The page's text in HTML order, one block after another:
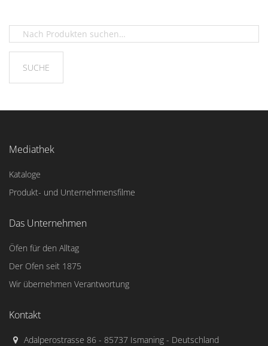
Mediathek
Kataloge
Produkt- und Unternehmensfilme
Das Unternehmen
Öfen für den Alltag
Der Ofen seit 1875
Wir übernehmen Verantwortung
Kontakt
Adalperostrasse 86 - 85737 Ismaning - Deutschland